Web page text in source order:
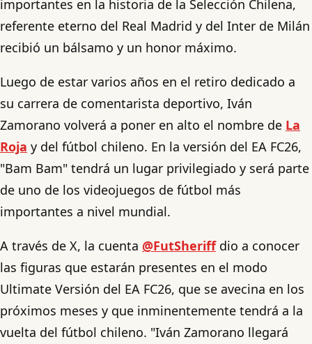
importantes en la historia de la Selección Chilena,
referente eterno del Real Madrid y del Inter de Milán
recibió un bálsamo y un honor máximo.
Luego de estar varios años en el retiro dedicado a
su carrera de comentarista deportivo, Iván
Zamorano volverá a poner en alto el nombre de La
Roja y del fútbol chileno. En la versión del EA FC26,
"Bam Bam" tendrá un lugar privilegiado y será parte
de uno de los videojuegos de fútbol más
importantes a nivel mundial.
A través de X, la cuenta @FutSheriffdio a conocer
las figuras que estarán presentes en el modo
Ultimate Versión del EA FC26, que se avecina en los
próximos meses y que inminentemente tendrá a la
vuelta del fútbol chileno. "Iván Zamorano llegará